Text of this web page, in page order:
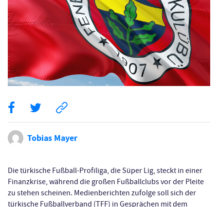
Tobias Mayer
Die türkische Fußball-Profiliga, die Süper Lig, steckt in einer
Finanzkrise, während die großen Fußballclubs vor der Pleite
zu stehen scheinen. Medienberichten zufolge soll sich der
türkische Fußballverband (TFF) in Gesprächen mit dem